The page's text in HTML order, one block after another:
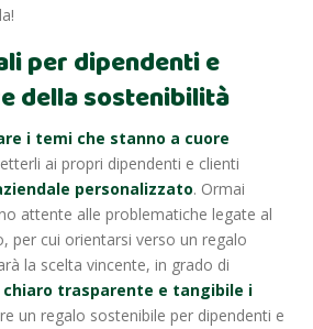
per dipendenti e
della sostenibilità
i temi che stanno a cuore
ai propri dipendenti e clienti
personalizzato. Ormai
attente alle problematiche legate al
per cui orientarsi verso un regalo
la scelta vincente, in grado di
chiaro trasparente e tangibile i
un regalo sostenibile per dipendenti e